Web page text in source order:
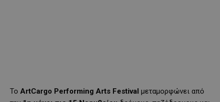
Το ArtCargo Performing Arts Festival μεταμορφώνει από